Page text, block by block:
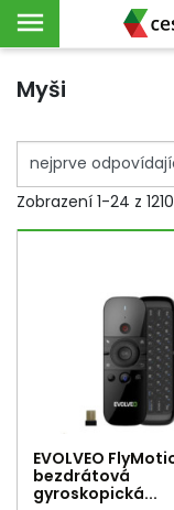

Myši
Zobrazení 1-24 z
EVOLVEO
bezdrátová
gyroskopická...